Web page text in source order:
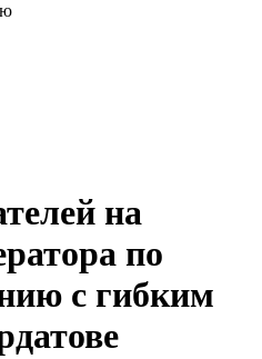
на
по
с гибким